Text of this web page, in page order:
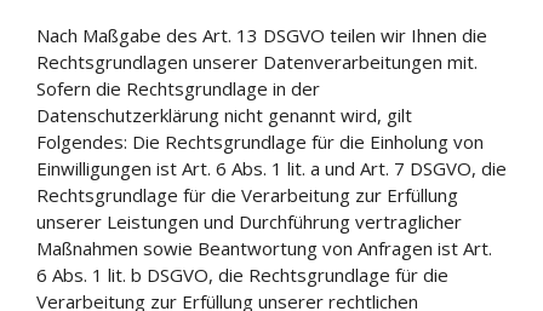
Nach Maßgabe des Art. 13 DSGVO teilen wir Ihnen die
Rechtsgrundlagen unserer Datenverarbeitungen mit.
Sofern die Rechtsgrundlage in der
Datenschutzerklärung nicht genannt wird, gilt
Folgendes: Die Rechtsgrundlage für die Einholung von
Einwilligungen ist Art. 6 Abs. 1 lit. a und Art. 7 DSGVO, die
Rechtsgrundlage für die Verarbeitung zur Erfüllung
unserer Leistungen und Durchführung vertraglicher
Maßnahmen sowie Beantwortung von Anfragen ist Art.
6 Abs. 1 lit. b DSGVO, die Rechtsgrundlage für die
Verarbeitung zur Erfüllung unserer rechtlichen